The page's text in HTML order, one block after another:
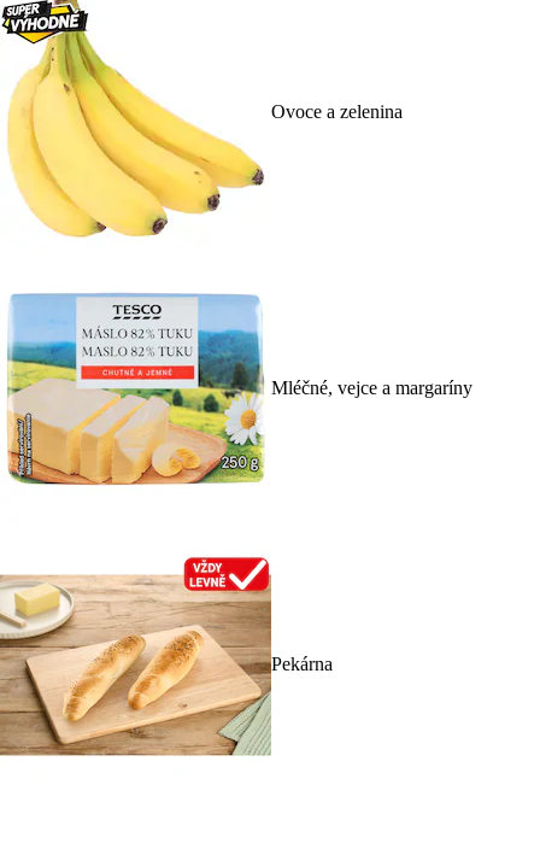
Ovoce a zelenina
Mléčné, vejce a margaríny
Pekárna